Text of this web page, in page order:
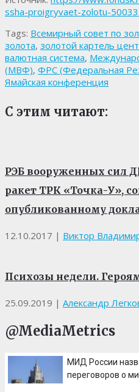
ssha-proigryvaet-zolotu-
Tags: Всемирный совет по
золота, золотой картель
валютная система,
(МВФ), ФРС (Федеральная
Ямайская конференция
С этим читают:
РЭБ вооруженных сил
ракет ТРК «Точка-У»,
опубликованному
12.10.2017 | Виктор
Психозы недели.
25.09.2019 | Александр
@MediaMetrics
МИД России
переговоров о